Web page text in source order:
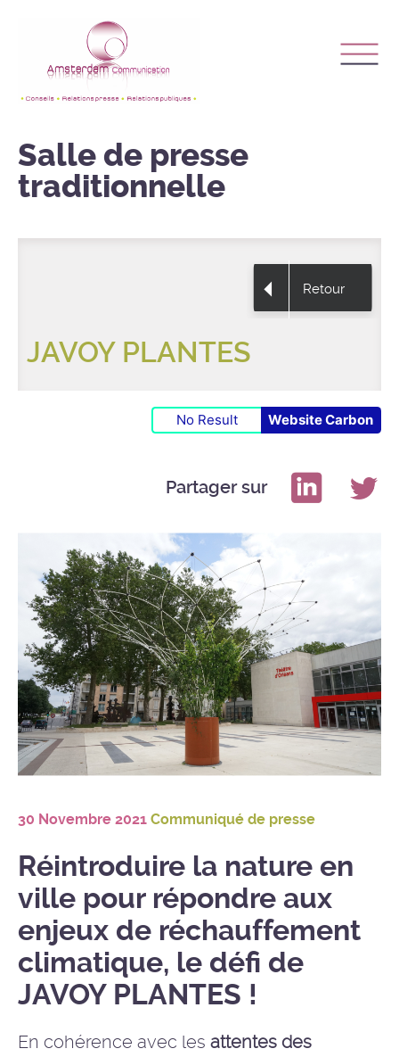
Salle de presse
traditionnelle
Retour
JAVOY PLANTES
No Result Website Carbon
Partager sur
30 Novembre 2021 Communiqué de presse
Réintroduire la nature en
ville pour répondre aux
enjeux de réchauffement
climatique, le défi de
JAVOY PLANTES !
En cohérence avec les attentes des